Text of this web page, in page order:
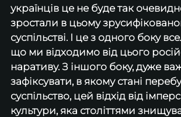
українців це не буде так
зростали в цьому
суспільстві. І це з одного боку
що ми відходимо від цього
наративу. З іншого боку, дуже
зафіксувати, в якому стані
суспільство, цей відхід від
культури, яка століттями